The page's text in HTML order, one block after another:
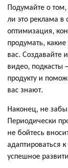
Подумайте о том,
ли это реклама в
оптимизация,
продумать,
вас. Создавайте
видео, подкасты
продукту и
вас знают.
Наконец, не
Периодически
не бойтесь
адаптироваться
успешное